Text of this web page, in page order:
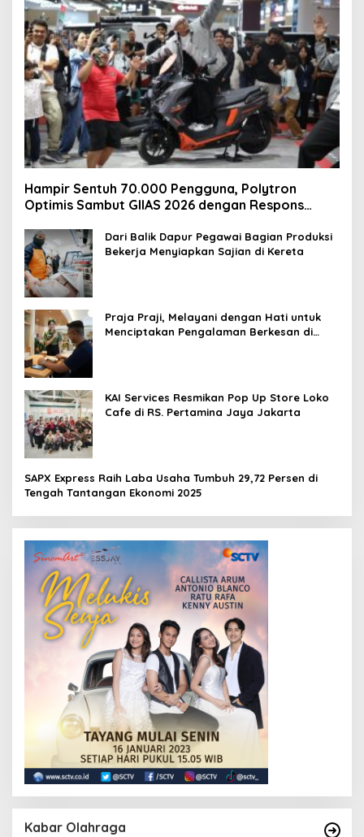
Hampir Sentuh 70.000 Pengguna, Polytron
Optimis Sambut GIIAS 2026 dengan Respons
Dari Balik Dapur Pegawai Bagian Produksi
Bekerja Menyiapkan Sajian di Kereta
Praja Praji, Melayani dengan Hati untuk
Menciptakan Pengalaman Berkesan di
KAI Services Resmikan Pop Up Store Loko
Cafe di RS. Pertamina Jaya Jakarta
SAPX Express Raih Laba Usaha Tumbuh 29,72 Persen di
Tengah Tantangan Ekonomi 2025
Kabar Olahraga